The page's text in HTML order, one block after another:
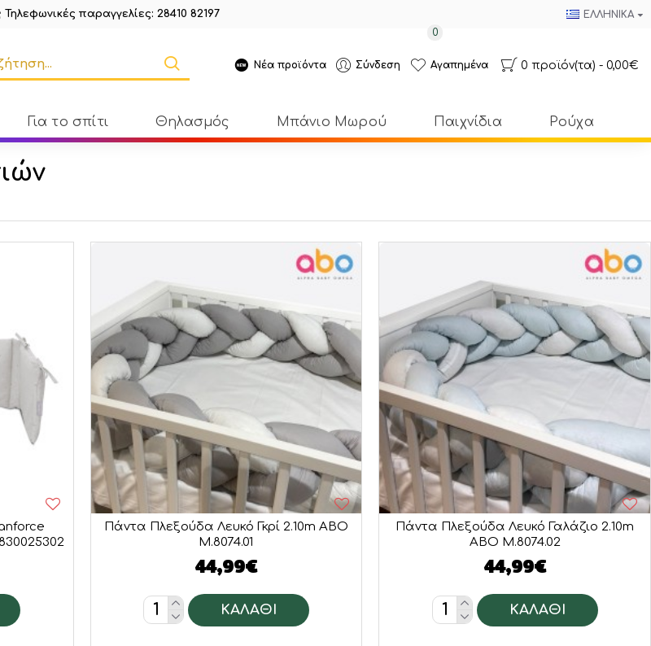
Τηλεφωνικές παραγγελίες: 28410 82197 ΕΛΛΗΝΙΚΆ
Νέα προϊόντα Σύνδεση Αγαπημένα
0
0 προϊόν(τα) - 0,00€
Για το σπίτι Θηλασμός Μπάνιο Μωρού Παιχνίδια Ρούχα
Πάντα Πλεξούδα Λευκό Γκρί 2.10m ABO
M.8074.01
44,99€
ΚΑΛΆΘΙ
Πάντα Πλεξούδα Λευκό Γαλάζιο 2.10m
ABO M.8074.02
44,99€
ΚΑΛΆΘΙ